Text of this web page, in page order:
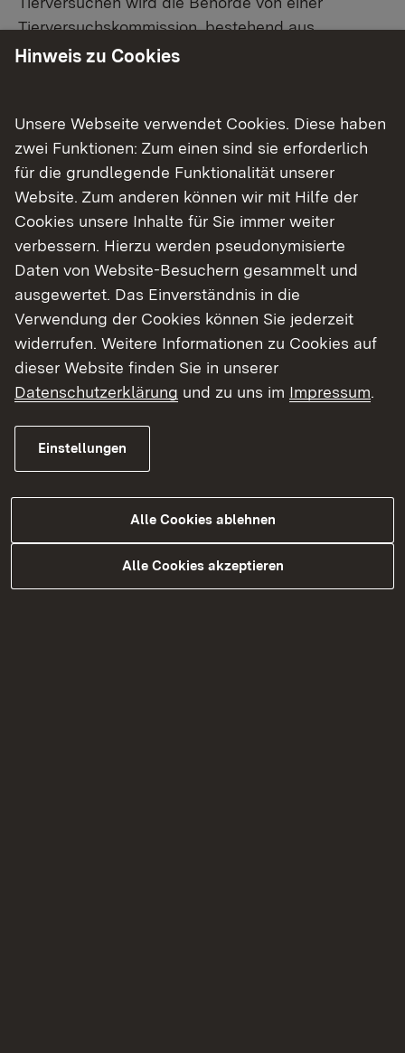
Tierversuchskommission, bestehend aus
fachkundigen Vertretern von
Erlaubnisverfahren zur Zucht und Haltung
von Tieren zu wissenschaftlichen Zwecken
nach § 11 Tierschutzgesetz
Einrichtungen, die Versuchstiere zu
wissenschaftlichen Zwecken halten, verwenden
oder züchten, benötigen eine entsprechende
Erlaubnis gemäß § 11 Tierschutzgesetz.
Voraussetzung für die Erteilung einer solchen
Erlaubnis ist insbesondere das Vorhandensein
Tierschutzbeauftragte sowie ein
Hinweis zu Cookies
Unsere Webseite verwendet Cookies. Diese haben
zwei Funktionen: Zum einen sind sie erforderlich
für die grundlegende Funktionalität unserer
Website. Zum anderen können wir mit Hilfe der
Cookies unsere Inhalte für Sie immer weiter
verbessern. Hierzu werden pseudonymisierte
Daten von Website-Besuchern gesammelt und
ausgewertet. Das Einverständnis in die
Verwendung der Cookies können Sie jederzeit
widerrufen. Weitere Informationen zu Cookies auf
dieser Website finden Sie in unserer
Datenschutzerklärung und zu uns im Impressum.
Einstellungen
Alle Cookies ablehnen
Alle Cookies akzeptieren